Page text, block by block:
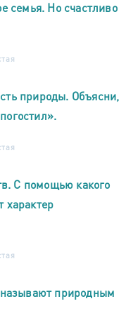
семья. Но счастливо
природы. Объясни,
С помощью какого
характер
называют природным